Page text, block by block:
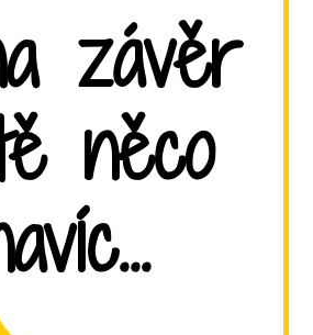
závěr
něco